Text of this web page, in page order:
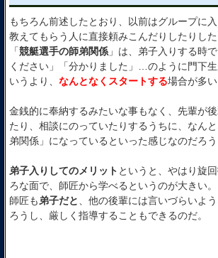
もちろん前述したとおり、以前はグループに
教えてもらう人に直接頼みこんだりしたりし
「競艇選手の師弟関係 」は、弟子入りする時
ください」「分かりました」…のように門下
いうより、 なんとなくスタートする場合が多い
金銭的に奉納するみたいな事もなく、先輩が
たり、相談にのっていたりするうちに、なん
弟関係」になっているといった感じなのだろう
弟子入りしてのメリット というと、やはり旋
ろな面で、師匠から学べるというのが大きい。
師匠も 弟子だと
、他の後輩には言いづらいよ
ろうし、厳しく指導することもできるのだ。